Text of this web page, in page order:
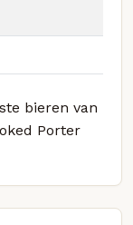
bieren van
Porter